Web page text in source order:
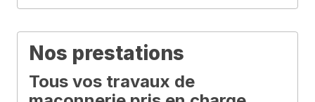
Nos prestations
Tous vos travaux de